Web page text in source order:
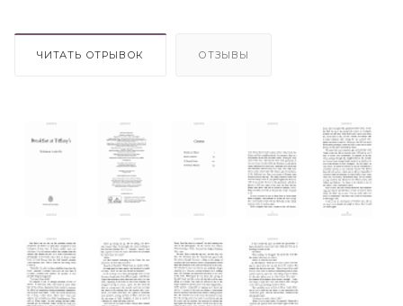
ЧИТАТЬ ОТРЫВОК ОТЗЫВЫ